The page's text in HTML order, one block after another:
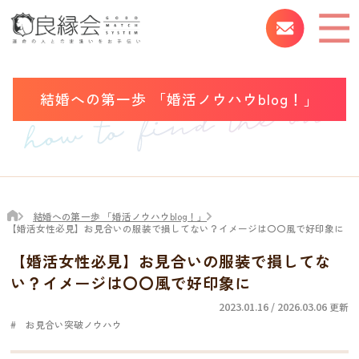
結婚への第一歩 「婚活ノウハウblog！」
結婚への第一歩 「婚活ノウハウblog！」
【婚活女性必見】お見合いの服装で損してない？イメージは〇〇風で好印象に
【婚活女性必見】お見合いの服装で損してな
い？イメージは〇〇風で好印象に
2023.01.16 / 2026.03.06 更新
お見合い突破ノウハウ